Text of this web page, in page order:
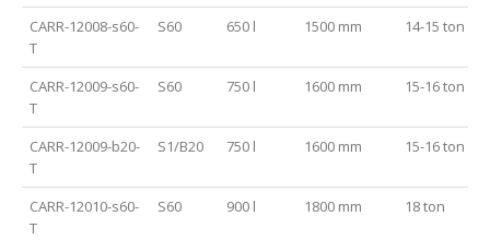
CARR-12008-s60-
T
S60 650 l 1500 mm 14-15 ton
CARR-12009-s60-
T
S60 750 l 1600 mm 15-16 ton
CARR-12009-b20-
T
S1/B20 750 l 1600 mm 15-16 ton
CARR-12010-s60-
T
S60 900 l 1800 mm 18 ton